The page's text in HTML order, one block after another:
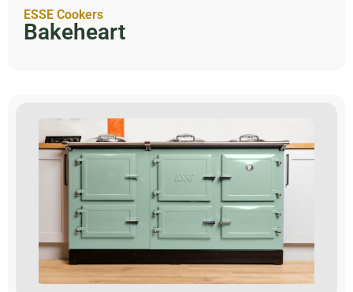
ESSE Cookers
Bakeheart